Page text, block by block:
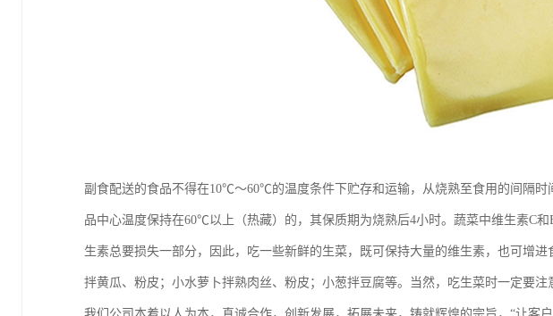
副食配送的食品不得在10℃～60℃的温度条件下贮存和运输，从烧熟至食用的间隔
品中心温度保持在60℃以上（热藏）的，其保质期为烧熟后4小时。蔬菜中维生素C
生素总要损失一部分，因此，吃一些新鲜的生菜，既可保持大量的维生素，也可增
拌黄瓜、粉皮；小水萝卜拌熟肉丝、粉皮；小葱拌豆腐等。当然，吃生菜时一定要